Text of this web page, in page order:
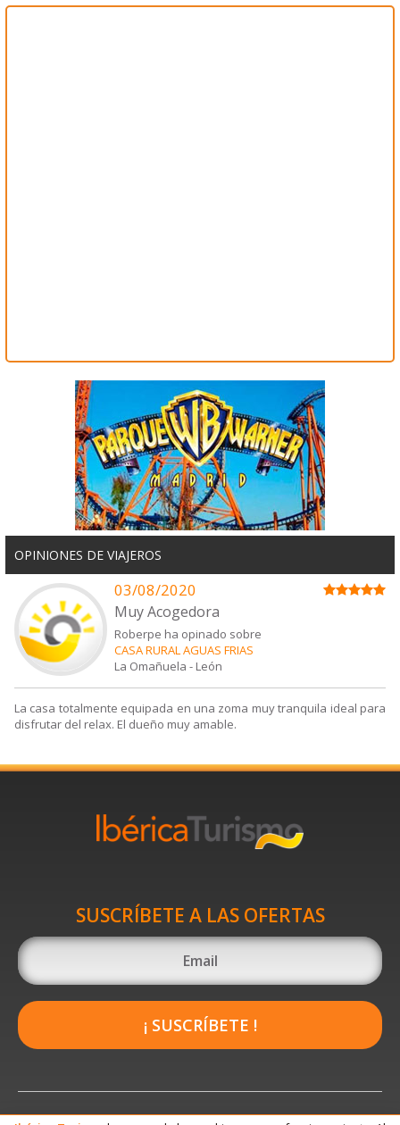
OPINIONES DE VIAJEROS
03/08/2020
Muy Acogedora
Roberpe ha opinado sobre
CASA RURAL AGUAS FRIAS
La Omañuela - León
La casa totalmente equipada en una zoma muy tranquila ideal para
disfrutar del relax. El dueño muy amable.
SUSCRÍBETE A LAS OFERTAS
¡ SUSCRÍBETE !